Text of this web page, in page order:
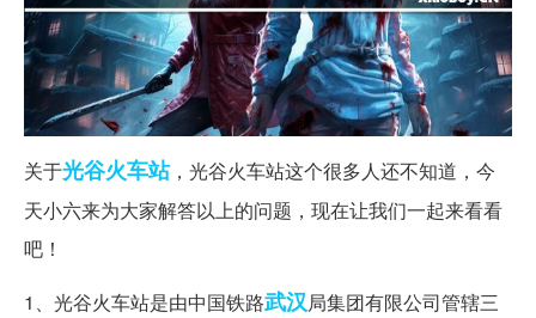
关于光谷火车站，光谷火车站这个很多人还不知道，今
天小六来为大家解答以上的问题，现在让我们一起来看看
吧！
1、光谷火车站是由中国铁路武汉局集团有限公司管辖三